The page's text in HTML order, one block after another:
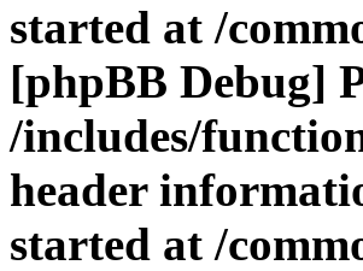
started at /
[phpBB Debug]
/includes/
header
started at /